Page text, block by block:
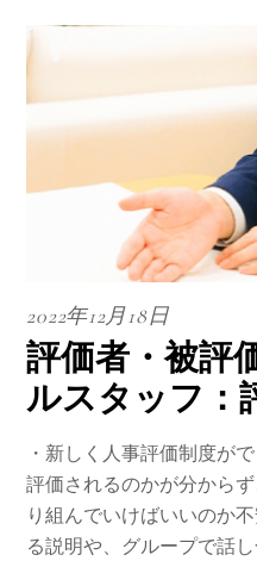
2022年12月18日
評価者・被評
ルスタッフ：
・新しく人事評価制度が
評価されるのかが分から
り組んでいけばいいのか
る説明や、グループで話